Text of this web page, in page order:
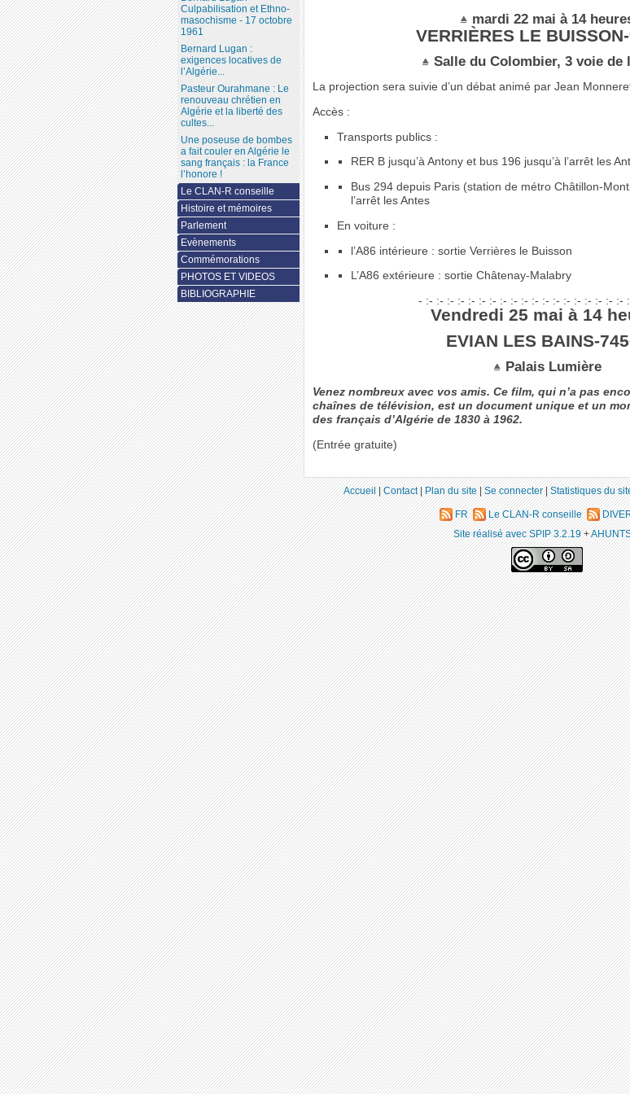
mardi 22 mai à 14
VERRIÈRES LE
Salle du Colombier, 3 voie de
La projection sera suivie d’un débat animé par Jean
Accès :
Transports publics :
RER B jusqu’à Antony et bus 196 jusqu’à l’arrêt les
Bus 294 depuis Paris (station de métro Châtillon-
l’arrêt les Antes
En voiture :
l’A86 intérieure : sortie Verrières le Buisson
L’A86 extérieure : sortie Châtenay-Malabry
- :- :- :- :- :- :- :- :- :- :- :- :- :- :- :- :- :- :- :-
Vendredi 25 mai à 14
EVIAN LES BAINS-
Palais Lumière
Venez nombreux avec vos amis. Ce film, qui n’a pas
chaînes de télévision, est un document unique et un
des français d’Algérie de 1830 à 1962.
(Entrée gratuite)
Culpabilisation et Ethno-
masochisme - 17 octobre
1961
Bernard Lugan :
exigences locatives de
l’Algérie...
Pasteur Ourahmane : Le
renouveau chrétien en
Algérie et la liberté des
cultes...
Une poseuse de bombes
a fait couler en Algérie le
sang français : la France
l’honore !
Le CLAN-R conseille
Histoire et mémoires
Parlement
Evènements
Commémorations
PHOTOS ET VIDEOS
BIBLIOGRAPHIE
Accueil|Contact|Plan du site|Se connecter|Statistiques du
FR Le CLAN-R conseille
Site réalisé avec SPIP 3.2.19+